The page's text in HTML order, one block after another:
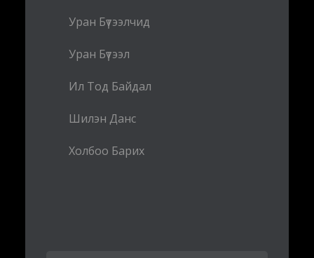
Уран Бүтээлчид
Уран Бүтээл
Ил Тод Байдал
Шилэн Данс
Холбоо Барих